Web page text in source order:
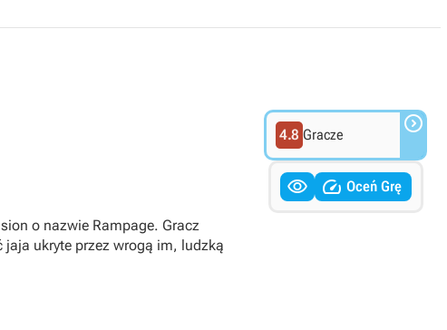
o nazwie Rampage. Gracz
ukryte przez wrogą im, ludzką
4.8 Gracze 
  Oceń Grę